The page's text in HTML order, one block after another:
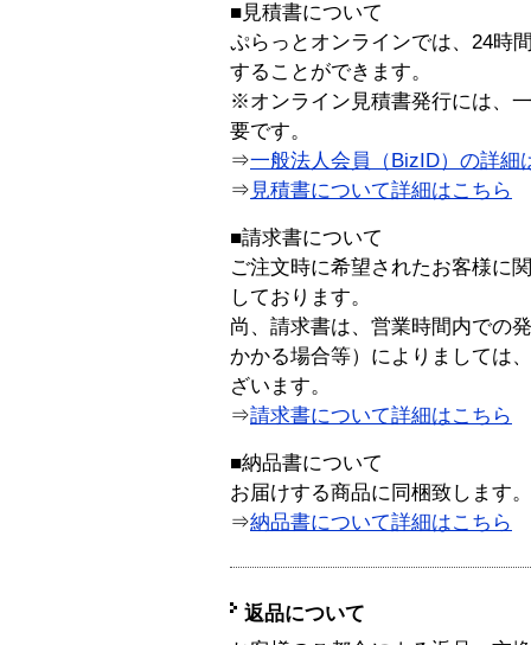
■見積書について
ぷらっとオンラインでは、24時
することができます。
※オンライン見積書発行には、
要です。
⇒一般法人会員（BizID）の詳細
⇒ 見積書について詳細はこちら
■請求書について
ご注文時に希望されたお客様に
しております。
尚、請求書は、営業時間内での
かかる場合等）によりましては
ざいます。
⇒請求書について詳細はこちら
■納品書について
お届けする商品に同梱致します。
⇒納品書について詳細はこちら
返品について